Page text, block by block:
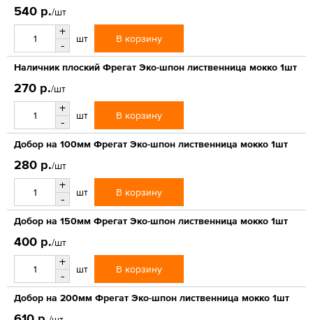
540 р./шт
+
-
шт В корзину
Наличник плоский Фрегат Эко-шпон лиственница мокко 1шт
270 р./шт
+
-
шт В корзину
Добор на 100мм Фрегат Эко-шпон лиственница мокко 1шт
280 р./шт
+
-
шт В корзину
Добор на 150мм Фрегат Эко-шпон лиственница мокко 1шт
400 р./шт
+
-
шт В корзину
Добор на 200мм Фрегат Эко-шпон лиственница мокко 1шт